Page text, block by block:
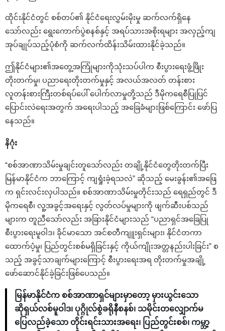
ထိုင်းနိုင်ငံတွင် စစ်တပ်၏ နိုင်ငံရေးလွှမ်းမိုးမှု ဆက်လက်ရှိနေ
သော်လည်း ရွေးကောက်ပွဲစနစ်နှင့် အရပ်သားအစိုးရများ အလှည့်ကျ
အုပ်ချုပ်သည့်ပုံစံကို ဆက်လက်ထိန်းသိမ်းထားနိုင်ခဲ့သည်။
ဤနိုင်ငံများ၏အတွေ့အကြုံများကိုသုံးသပ်ပါက စီးပွားရေးဖွံ့ဖြိုး
တိုးတက်မှု၊ ပညာရေးတိုးတက်မှုနှင့် အလယ်အလတ် တန်းစား
လူတန်းစားကြီးတစ်ရပ်ပေါ် ပေါက်လာမှုတို့သည် ဒီမိုကရေစီပြုပြင်
ပြောင်းလဲရေးအတွက် အရေးပါသည့် အခြေခံများဖြစ်ကြောင်း ဖော်ပြ
နေသည်။
နိဂုံး
“စစ်အာဏာသိမ်းမှုချင်းတူသော်လည်း တချို့နိုင်ငံတွေတိုးတက်ပြီး
မြန်မာနိုင်ငံက ဘာကြောင့် ကျရှုံးခဲ့ရသလဲ” ဆိုသည့် မေးခွန်း၏အဖြေ
က ရှင်းလင်းလှပါသည်။ စစ်အာဏာသိမ်းမှုတိုင်းသည် ရေရှည်တွင် ဒီ
မိုကရေစီ၊ လူ့အခွင့်အရေးနှင့် လွတ်လပ်မှုများကို ဖျက်ဆီးပစ်သည်
များက တူညီသော်လည်း အခြားနိုင်ငံများသည် “ပညာရှင်အခြေပြု
စီးပွားရေးမူဝါဒ၊ ခိုင်မာသော အင်စတီကျူးရှင်းများ၊ နိုင်ငံတကာ
ထောက်ပံ့မှု၊ ပြည်တွင်းစစ်မရှိခြင်းနှင့် ကိုယ်ကျိုးအတ္တနည်းပါးခြင်း” စ
သည့် အခွင့်သာချက်များကြောင့် စီးပွားရေးအရ တိုးတက်မှုအချို့
ဖော်ဆောင်နိုင်ခဲ့ခြင်းဖြစ်ပေသည်။
မြန်မာနိုင်ငံက စစ်အာဏာရှင်များမှာတော့ မှားယွင်းသော
ဆိုရှယ်လစ်မူဝါဒ၊ ပုဂ္ဂိုလ်စွဲခရိုနီစနစ်၊ သမိုင်းတလျှောက်မ
ပြေလည်ခဲ့သော တိုင်းရင်းသားအရေး၊ ပြည်တွင်းစစ်၊ ကမ္ဘာ့